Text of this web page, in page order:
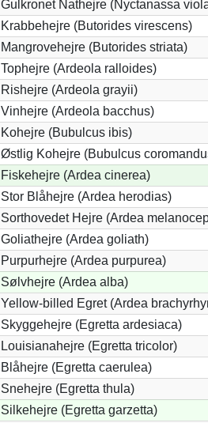
Gulkronet Nathejre (Nyctanassa
Krabbehejre (Butorides virescens)
Mangrovehejre (Butorides striata)
Tophejre (Ardeola ralloides)
Rishejre (Ardeola grayii)
Vinhejre (Ardeola bacchus)
Kohejre (Bubulcus ibis)
Østlig Kohejre (Bubulcus
Fiskehejre (Ardea cinerea)
Stor Blåhejre (Ardea herodias)
Sorthovedet Hejre (Ardea
Goliathejre (Ardea goliath)
Purpurhejre (Ardea purpurea)
Sølvhejre (Ardea alba)
Yellow-billed Egret (Ardea
Skyggehejre (Egretta ardesiaca)
Louisianahejre (Egretta tricolor)
Blåhejre (Egretta caerulea)
Snehejre (Egretta thula)
Silkehejre (Egretta garzetta)